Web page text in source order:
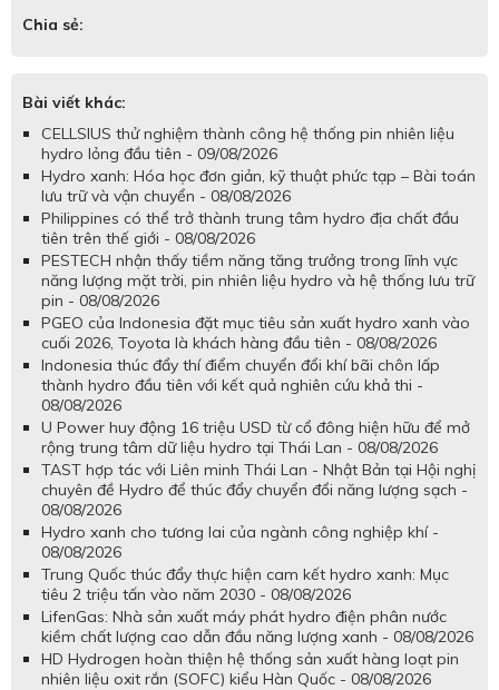
Chia sẻ:
Bài viết khác:
CELLSIUS thử nghiệm thành công hệ thống pin nhiên liệu
hydro lỏng đầu tiên - 09/08/2026
Hydro xanh: Hóa học đơn giản, kỹ thuật phức tạp – Bài toán
lưu trữ và vận chuyển - 08/08/2026
Philippines có thể trở thành trung tâm hydro địa chất đầu
tiên trên thế giới - 08/08/2026
PESTECH nhận thấy tiềm năng tăng trưởng trong lĩnh vực
năng lượng mặt trời, pin nhiên liệu hydro và hệ thống lưu trữ
pin - 08/08/2026
PGEO của Indonesia đặt mục tiêu sản xuất hydro xanh vào
cuối 2026, Toyota là khách hàng đầu tiên - 08/08/2026
Indonesia thúc đẩy thí điểm chuyển đổi khí bãi chôn lấp
thành hydro đầu tiên với kết quả nghiên cứu khả thi -
08/08/2026
U Power huy động 16 triệu USD từ cổ đông hiện hữu để mở
rộng trung tâm dữ liệu hydro tại Thái Lan - 08/08/2026
TAST hợp tác với Liên minh Thái Lan - Nhật Bản tại Hội nghị
chuyên đề Hydro để thúc đẩy chuyển đổi năng lượng sạch -
08/08/2026
Hydro xanh cho tương lai của ngành công nghiệp khí -
08/08/2026
Trung Quốc thúc đẩy thực hiện cam kết hydro xanh: Mục
tiêu 2 triệu tấn vào năm 2030 - 08/08/2026
LifenGas: Nhà sản xuất máy phát hydro điện phân nước
kiềm chất lượng cao dẫn đầu năng lượng xanh - 08/08/2026
HD Hydrogen hoàn thiện hệ thống sản xuất hàng loạt pin
nhiên liệu oxit rắn (SOFC) kiểu Hàn Quốc - 08/08/2026